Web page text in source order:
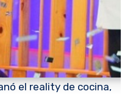
el reality de cocina,